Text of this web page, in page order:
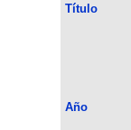
Título
Año